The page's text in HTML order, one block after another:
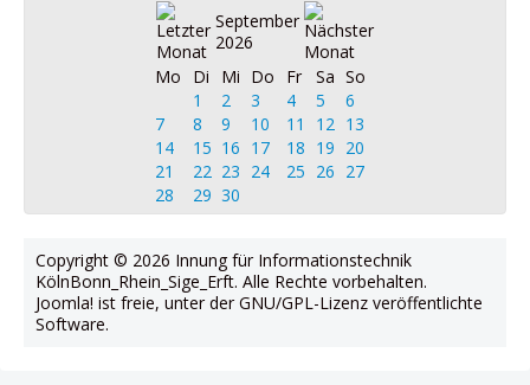
September
2026
Mo
Di Mi Do Fr Sa So
1
2 3 4 5
6
7
8 9 10 11 12 13
14
15 16 17 18 19 20
21
22 23 24 25 26 27
28
29 30
Copyright © 2026 Innung für Informationstechnik
KölnBonn_Rhein_Sige_Erft. Alle Rechte vorbehalten.
Joomla! ist freie, unter derGNU/GPL-Lizenz veröffentlichte
Software.